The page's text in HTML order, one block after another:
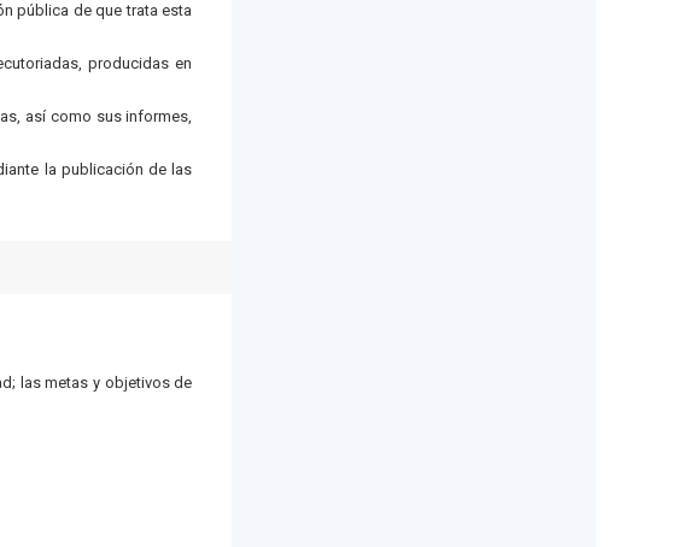
pública de que trata esta
producidas en
así como sus informes,
la publicación de las
las metas y objetivos de